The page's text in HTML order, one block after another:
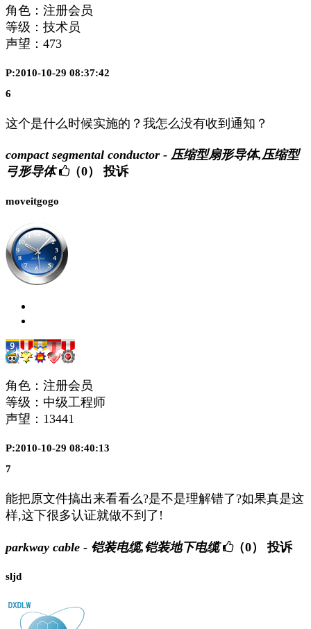
角色：注册会员
等级：技术员
声望： 473
P:2010-10-29 08:37:42
6
这个是什么时候实施的？我怎么没有收到通知？
compact segmental conductor - 压缩型扇形导体,压缩型
弓形导体
（0） 投诉
moveitgogo
角色：注册会员
等级：中级工程师
声望： 13441
P:2010-10-29 08:40:13
7
能把原文件搞出来看看么?是不是理解错了?如果真是这
样,这下很多认证就做不到了!
parkway cable - 铠装电缆,铠装地下电缆 （0） 投诉
sljd